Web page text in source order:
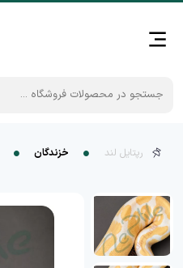
رپتایل لند خزندگان